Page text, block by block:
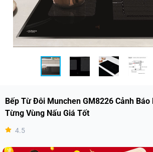
Bếp Từ Đôi Munchen GM8226 Cảnh Báo
Từng Vùng Nấu Giá Tốt
4.5